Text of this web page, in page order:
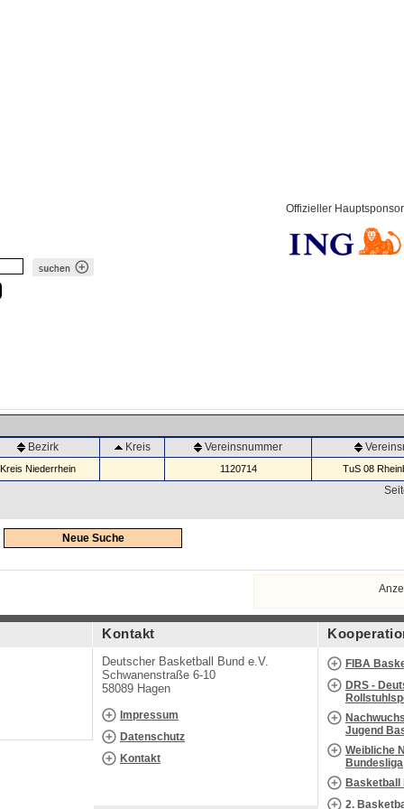
Offizieller Hauptsponsor
Bezirk Kreis Vereinsnummer
Kreis Niederrhein 1120714 TuS 08
Neue Suche
Kontakt
Deutscher Basketball Bund e.V.
Schwanenstraße 6-10
58089 Hagen
Impressum
Datenschutz
Kontakt
FIBA
DRS -
Jugend
Weibliche
Bundesliga
Basketball
2.